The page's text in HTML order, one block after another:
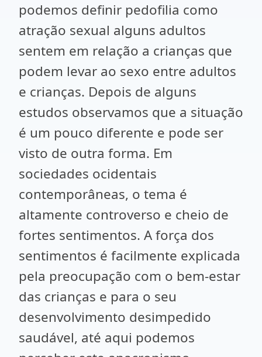
podemos definir pedofilia como
atração sexual alguns adultos
sentem em relação a crianças que
podem levar ao sexo entre adultos
e crianças. Depois de alguns
estudos observamos que a situação
é um pouco diferente e pode ser
visto de outra forma. Em
sociedades ocidentais
contemporâneas, o tema é
altamente controverso e cheio de
fortes sentimentos. A força dos
sentimentos é facilmente explicada
pela preocupação com o bem-estar
das crianças e para o seu
desenvolvimento desimpedido
saudável, até aqui podemos